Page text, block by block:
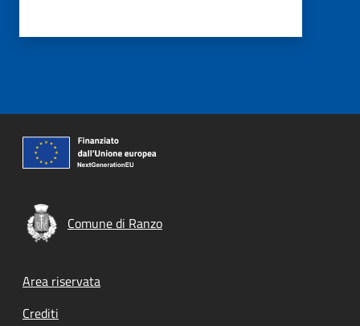
Comune di Ranzo
Footer menu
Area riservata
Crediti